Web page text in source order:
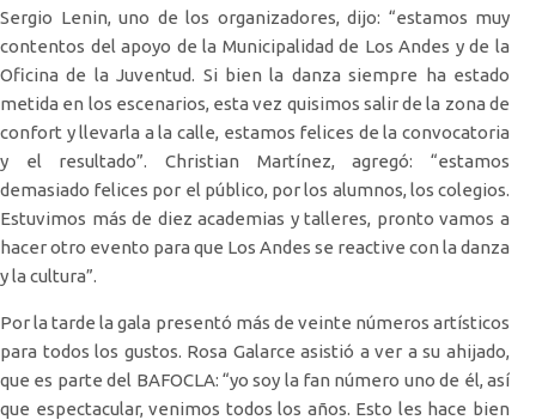
Sergio Lenin, uno de los organizadores, dijo: “estamos muy
contentos del apoyo de la Municipalidad de Los Andes y de la
Oficina de la Juventud. Si bien la danza siempre ha estado
metida en los escenarios, esta vez quisimos salir de la zona de
confort y llevarla a la calle, estamos felices de la convocatoria
y el resultado”. Christian Martínez, agregó: “estamos
demasiado felices por el público, por los alumnos, los colegios.
Estuvimos más de diez academias y talleres, pronto vamos a
hacer otro evento para que Los Andes se reactive con la danza
y la cultura”.
Por la tarde la gala presentó más de veinte números artísticos
para todos los gustos. Rosa Galarce asistió a ver a su ahijado,
que es parte del BAFOCLA: “yo soy la fan número uno de él, así
que espectacular, venimos todos los años. Esto les hace bien